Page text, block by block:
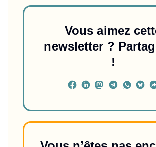
Vous aimez
newsletter ?
!